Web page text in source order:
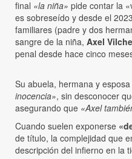
final «la niña» pide contar la
es sobreseído y desde el
familiares (padre y dos
sangre de la niña, Axel
penal desde hace cinco
Su abuela, hermana y esposa
inocencia», sin desconocer
asegurando que «Axel
Cuando suelen exponerse
de título, la complejidad que
descripción del infierno en la